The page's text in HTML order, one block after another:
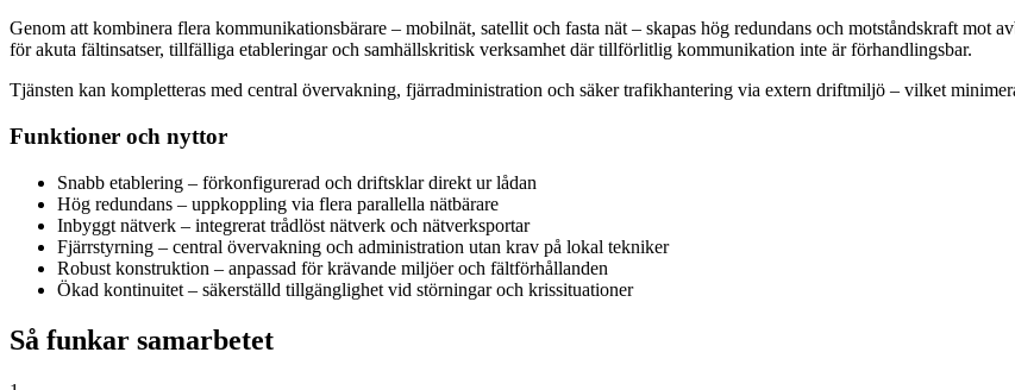
Genom att kombinera flera kommunikationsbärare – mobilnät, satellit och fasta nät – skapas hög redundans och motståndskraft mot
för akuta fältinsatser, tillfälliga etableringar och samhällskritisk verksamhet där tillförlitlig kommunikation inte är förhandlingsbar.
Tjänsten kan kompletteras med central övervakning, fjärradministration och säker trafikhantering via extern driftmiljö – vilket
Funktioner och nyttor
Snabb etablering – förkonfigurerad och driftsklar direkt ur lådan
Hög redundans – uppkoppling via flera parallella nätbärare
Inbyggt nätverk – integrerat trådlöst nätverk och nätverksportar
Fjärrstyrning – central övervakning och administration utan krav på lokal tekniker
Robust konstruktion – anpassad för krävande miljöer och fältförhållanden
Ökad kontinuitet – säkerställd tillgänglighet vid störningar och krissituationer
Så funkar samarbetet